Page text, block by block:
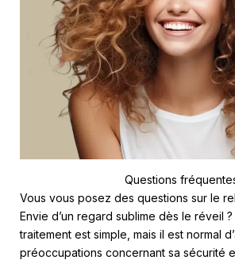
Questions
Vous vous posez des questions sur le
Envie d’un regard sublime dès le réveil
traitement est simple, mais il est normal
préoccupations concernant sa sécurité